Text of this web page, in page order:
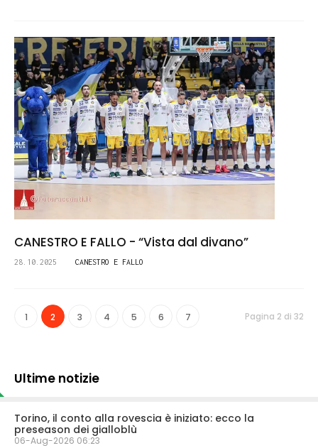
CANESTRO E FALLO - “Vista dal divano”
28.10.2025 CANESTRO E FALLO
1 2 3 4 5 6 7 Pagina 2 di 32
Ultime notizie
Torino, il conto alla rovescia è iniziato: ecco la
preseason dei gialloblù
06-Aug-2026 06:23